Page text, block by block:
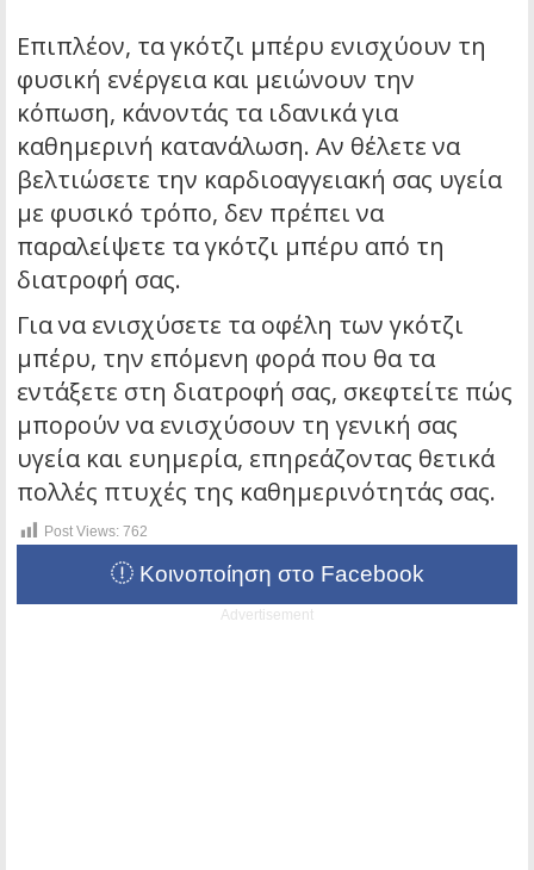
Επιπλέον, τα γκότζι μπέρυ ενισχύουν τη
φυσική ενέργεια και μειώνουν την
κόπωση, κάνοντάς τα ιδανικά για
καθημερινή κατανάλωση. Αν θέλετε να
βελτιώσετε την καρδιοαγγειακή σας υγεία
με φυσικό τρόπο, δεν πρέπει να
παραλείψετε τα γκότζι μπέρυ από τη
διατροφή σας.
Για να ενισχύσετε τα οφέλη των γκότζι
μπέρυ, την επόμενη φορά που θα τα
εντάξετε στη διατροφή σας, σκεφτείτε πώς
μπορούν να ενισχύσουν τη γενική σας
υγεία και ευημερία, επηρεάζοντας θετικά
πολλές πτυχές της καθημερινότητάς σας.
Post Views: 762
Κοινοποίηση στο Facebook
Advertisement